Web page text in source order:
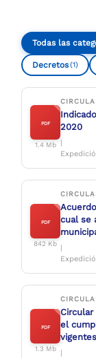
Todas las
Decretos(1)
PDF
1.4 Mb
2020
|
PDF
842 Kb
cual se
|
PDF
1.3 Mb
Circular
el
|